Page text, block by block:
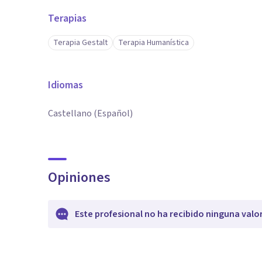
Terapias
Terapia Gestalt Terapia Humanística
Idiomas
Castellano (Español)
Opiniones
Este profesional no ha recibido ninguna